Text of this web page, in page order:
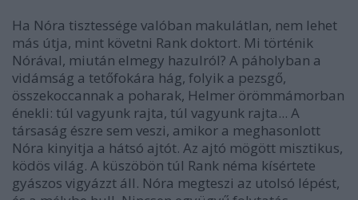
Ha Nóra tisztessége valóban makulátlan, nem lehet
más útja, mint követni Rank doktort. Mi történik
Nórával, miután elmegy hazulról? A páholyban a
vidámság a tetőfokára hág, folyik a pezsgő,
összekoccannak a poharak, Helmer örömmámorban
énekli: túl vagyunk rajta, túl vagyunk rajta... A
társaság észre sem veszi, amikor a meghasonlott
Nóra kinyitja a hátsó ajtót. Az ajtó mögött misztikus,
ködös világ. A küszöbön túl Rank néma kísértete
gyászos vigyázzt áll. Nóra megteszi az utolsó lépést,